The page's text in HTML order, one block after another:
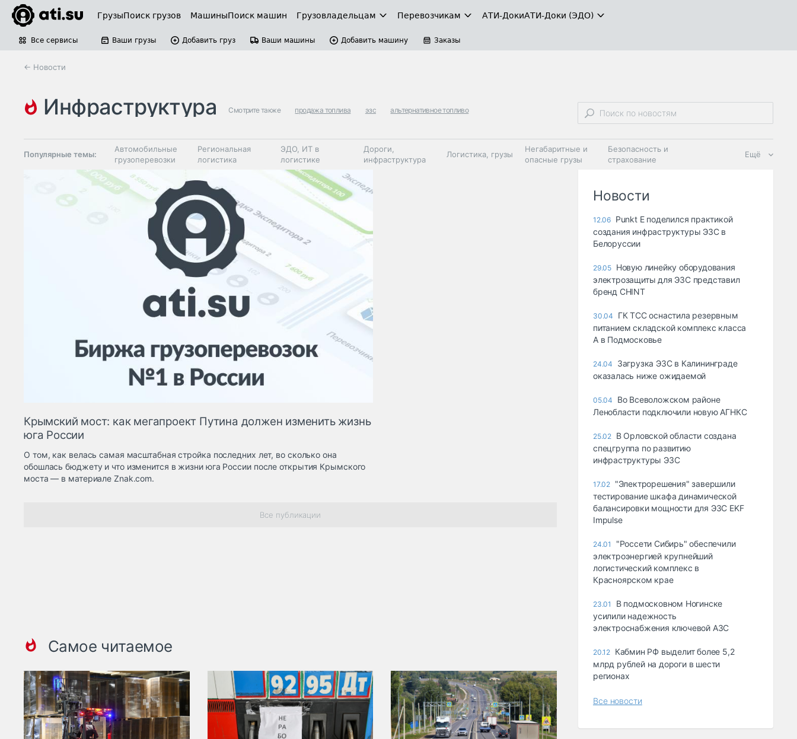
ГрузыПоиск грузов МашиныПоиск машин Грузовладельцам Перевозчикам АТИ-ДокиАТИ-Доки (ЭДО)
Все сервисы Ваши грузы Добавить груз Ваши машины Добавить машину Заказы
← Новости
инфраструктура Смотрите также продажа топлива эзс альтернативное топливо
Популярные темы:
Автомобильные
грузоперевозки
Региональная
логистика
ЭДО, ИТ в
логистике
Дороги,
инфраструктура
Логистика, грузы
Негабаритные и
опасные грузы
Безопасность и
страхование
Таможня и ВЭД
грузовые
терминалы
Коммерческий
транспорт
Спецтехника
Ещё
Крымский мост: как мегапроект Путина должен изменить жизнь
юга России
О том, как велась самая масштабная стройка последних лет, во сколько она
обошлась бюджету и что изменится в жизни юга России после открытия Крымского
моста — в материале Znak.com.
Все публикации
Самое читаемое
Новости
12.06 Punkt E поделился практикой
создания инфраструктуры ЭЗС в
Белоруссии
29.05 Новую линейку оборудования
электрозащиты для ЭЗС представил
бренд CHINT
30.04
ГК ТСС оснастила резервным
питанием складской комплекс класса
А в Подмосковье
24.04
Загрузка ЭЗС в Калининграде
оказалась ниже ожидаемой
05.04
Во Всеволожском районе
Ленобласти подключили новую АГНКС
25.02 В Орловской области создана
спецгруппа по развитию
инфраструктуры ЭЗС
17.02 "Электрорешения" завершили
тестирование шкафа динамической
балансировки мощности для ЭЗС EKF
Impulse
24.01
"Россети Сибирь" обеспечили
электроэнергией крупнейший
логистический комплекс в
Красноярском крае
23.01
В подмосковном Ногинске
усилили надежность
электроснабжения ключевой АЗС
20.12 Кабмин РФ выделит более 5,2
млрд рублей на дороги в шести
регионах
Все новости